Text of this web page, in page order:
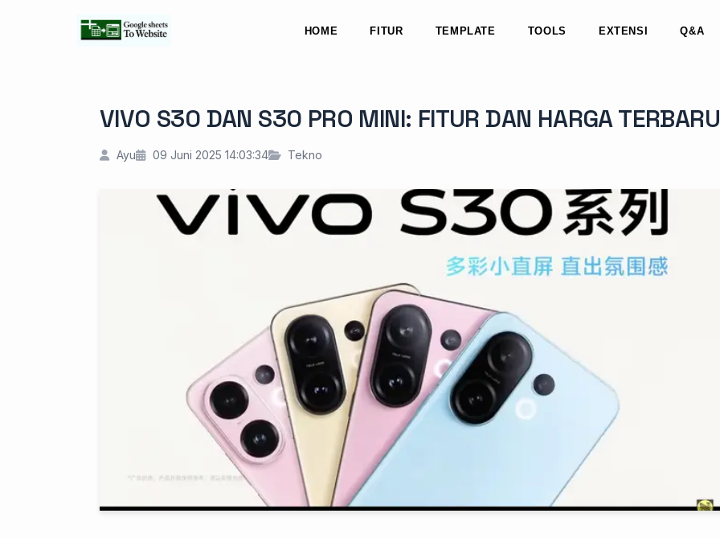
HOME FITUR TEMPLATE TOOLS EXTENSI Q&A
VIVO S30 DAN S30 PRO MINI: FITUR DAN HARGA TERBARU
Ayu 09 Juni 2025 14:03:34 Tekno